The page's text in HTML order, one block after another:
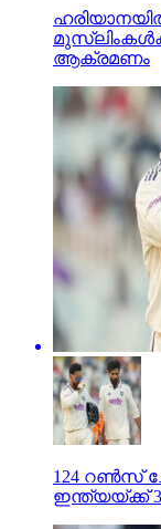
ആക്രമണം
124 റണ്‍സ്
ഇന്ത്യയ്ക്ക്